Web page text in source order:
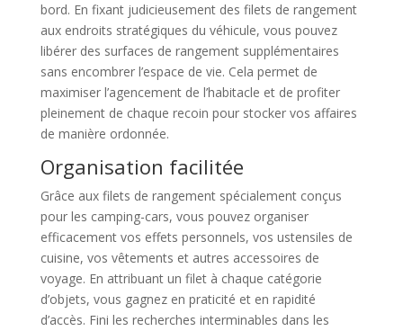
bord. En fixant judicieusement des filets de rangement
aux endroits stratégiques du véhicule, vous pouvez
libérer des surfaces de rangement supplémentaires
sans encombrer l’espace de vie. Cela permet de
maximiser l’agencement de l’habitacle et de profiter
pleinement de chaque recoin pour stocker vos affaires
de manière ordonnée.
Organisation facilitée
Grâce aux filets de rangement spécialement conçus
pour les camping-cars, vous pouvez organiser
efficacement vos effets personnels, vos ustensiles de
cuisine, vos vêtements et autres accessoires de
voyage. En attribuant un filet à chaque catégorie
d’objets, vous gagnez en praticité et en rapidité
d’accès. Fini les recherches interminables dans les